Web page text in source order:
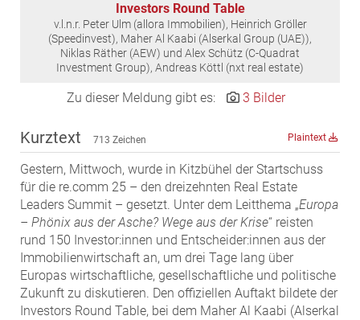
HARING Group + WINEGG Realitäten
HNP architects
IG Immobilien
KOBAN SÜDVERS
ÖKO-Wohnbau
PAYUCA
Raiffeisen Property Holding International
Salon Real
Savoir Vivre Group
Schwabenhaus
Investors Round Table
v.l.n.r. Peter Ulm (allora Immobilien), Heinrich Gröller
(Speedinvest), Maher Al Kaabi (Alserkal Group (UAE)),
Niklas Räther (AEW) und Alex Schütz (C-Quadrat
Investment Group), Andreas Köttl (nxt real estate)
Zu dieser Meldung gibt es: 3 Bilder
Kurztext 713 Zeichen Plaintext
Gestern, Mittwoch, wurde in Kitzbühel der Startschuss
für die re.comm 25 – den dreizehnten Real Estate
Leaders Summit – gesetzt. Unter dem Leitthema „Europa
– Phönix aus der Asche? Wege aus der Krise“ reisten
rund 150 Investor:innen und Entscheider:innen aus der
Immobilienwirtschaft an, um drei Tage lang über
Europas wirtschaftliche, gesellschaftliche und politische
Zukunft zu diskutieren. Den offiziellen Auftakt bildete der
Investors Round Table, bei dem Maher Al Kaabi (Alserkal